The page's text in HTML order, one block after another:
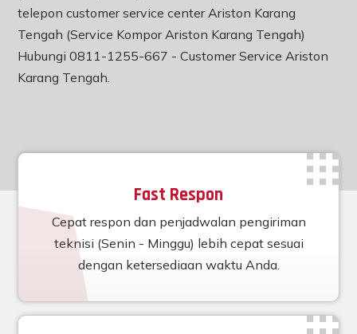
telepon customer service center Ariston Karang
Tengah (Service Kompor Ariston Karang Tengah)
Hubungi 0811-1255-667 - Customer Service Ariston
Karang Tengah.
Fast Respon
Cepat respon dan penjadwalan pengiriman
teknisi (Senin - Minggu) lebih cepat sesuai
dengan ketersediaan waktu Anda.